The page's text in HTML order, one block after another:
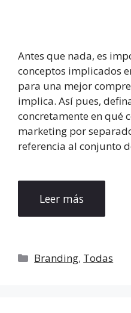
Antes que nada, es
conceptos implicados
para una mejor
implica. Así pues,
concretamente en qué
marketing por
referencia al conjunto
Leer más
Categorías
Branding, Todas